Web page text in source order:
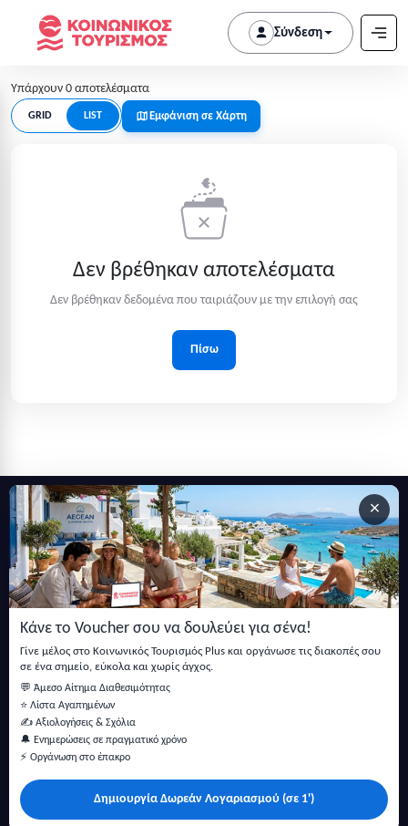
Σύνδεση
Υπάρχουν 0 αποτελέσματα
GRID LIST Εμφάνιση σε Χάρτη
Δεν βρέθηκαν αποτελέσματα
Δεν βρέθηκαν δεδομένα που ταιριάζουν με την επιλογή σας
Πίσω
×
Κάνε το Voucher σου να δουλεύει για σένα!
Γίνε μέλος στο Κοινωνικός Τουρισμός Plus και οργάνωσε τις διακοπές σου
σε ένα σημείο, εύκολα και χωρίς άγχος.
💬 Άμεσο Αίτημα Διαθεσιμότητας
⭐ Λίστα Αγαπημένων
✍️ Αξιολογήσεις & Σχόλια
🔔 Ενημερώσεις σε πραγματικό χρόνο
⚡ Οργάνωση στο έπακρο
Δημιουργία Δωρεάν Λογαριασμού (σε 1')
Εγγραφείτε στο newsletter μας
Μείνετε ενημερωμένοι με τις τελευταίες ειδήσεις, ανακοινώσεις
και άρθρα.